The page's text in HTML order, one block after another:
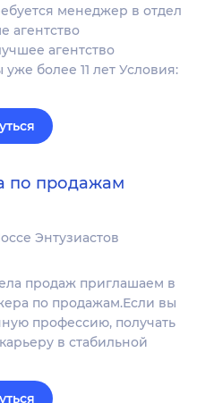
менеджер в отдел
агентство
агентство
более 11 лет Условия:
по продажам
Энтузиастов
продаж приглашаем в
по продажам.Если вы
профессию, получать
в стабильной